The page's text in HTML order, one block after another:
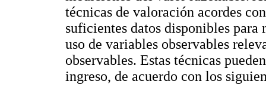
técnicas de valoración acordes
suficientes datos disponibles
uso de variables observables
observables. Estas técnicas
ingreso, de acuerdo con los